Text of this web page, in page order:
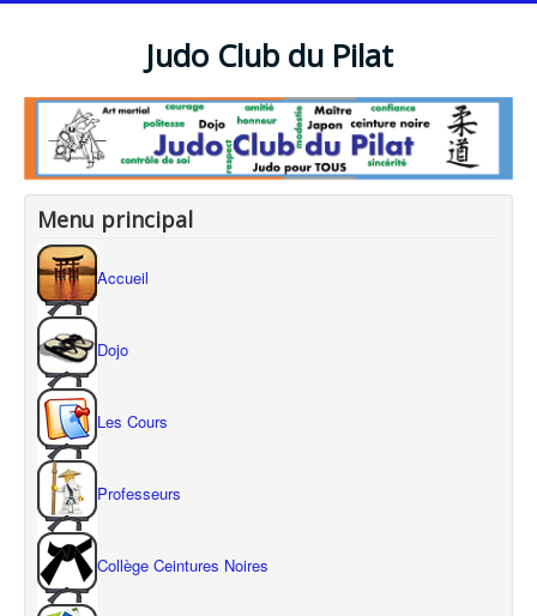
Judo Club du Pilat
Menu principal
Accueil
Dojo
Les Cours
Professeurs
Collège Ceintures Noires